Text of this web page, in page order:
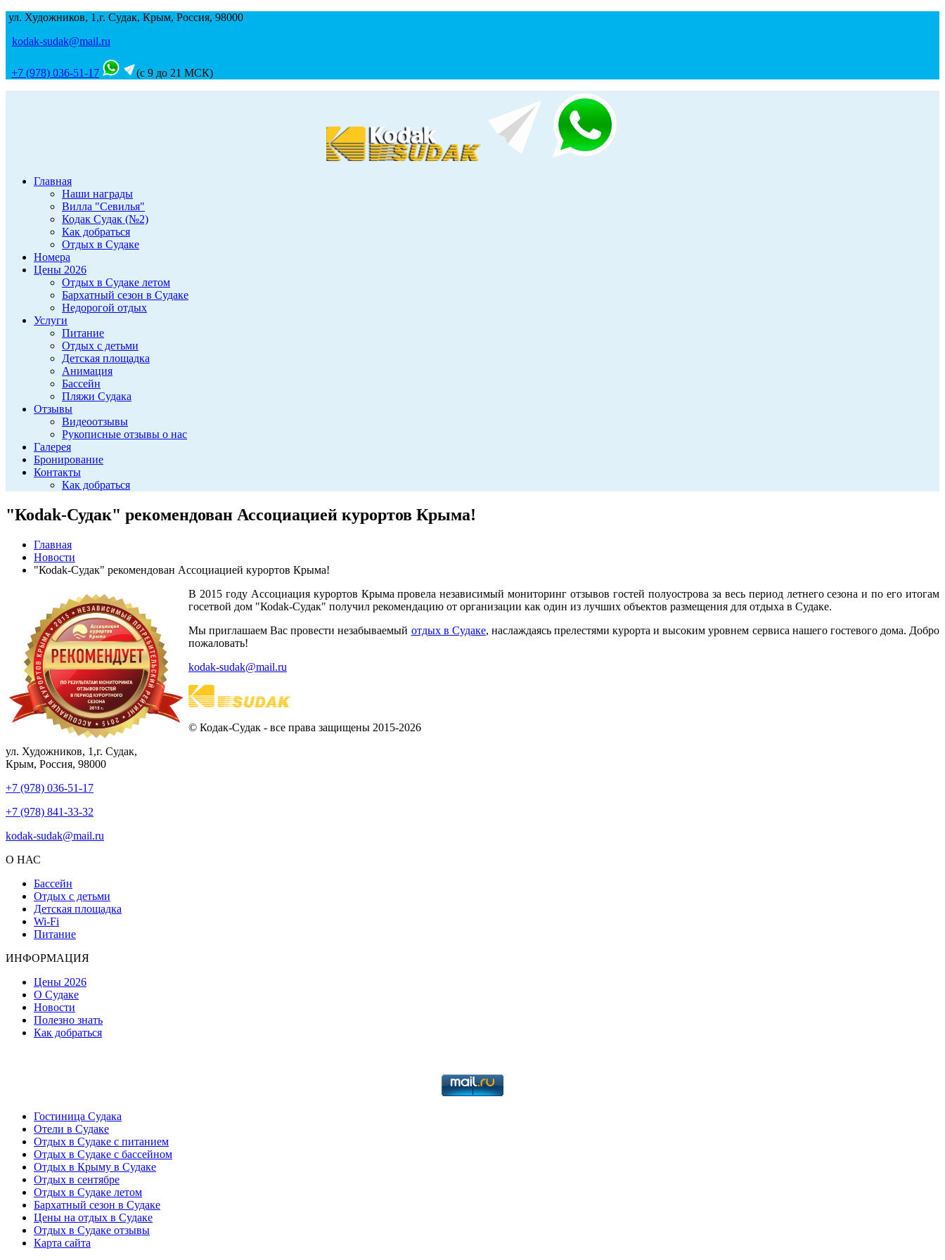
ул. Художников, 1,г. Судак, Крым, Россия, 98000
kodak-sudak@mail.ru
+7 (978) 036-51-17 (с 9 до 21 МСК)
Главная
Наши награды
Вилла "Севилья"
Кодак Судак (№2)
Как добраться
Отдых в Судаке
Номера
Цены 2026
Отдых в Судаке летом
Бархатный сезон в Судаке
Недорогой отдых
Услуги
Питание
Отдых с детьми
Детская площадка
Анимация
Бассейн
Пляжи Судака
Отзывы
Видеоотзывы
Рукописные отзывы о нас
Галерея
Бронирование
Контакты
Как добраться
"Коdak-Судак" рекомендован Ассоциацией курортов Крыма!
Главная
Новости
"Коdak-Судак" рекомендован Ассоциацией курортов Крыма!
В 2015 году Ассоциация курортов Крыма провела независимый мониторинг отзывов гостей полуострова за весь период летнего сезона и по его итогам
госетвой дом "Коdak-Судак" получил рекомендацию от организации как один из лучших объектов размещения для отдыха в Судаке.
Мы приглашаем Вас провести незабываемый отдых в Судаке, наслаждаясь прелестями курорта и высоким уровнем сервиса нашего гостевого дома. Добро
пожаловать!
kodak-sudak@mail.ru
© Кодак-Судак - все права защищены 2015-2026
ул. Художников, 1,г. Судак,
Крым, Россия, 98000
+7 (978) 036-51-17
+7 (978) 841-33-32
kodak-sudak@mail.ru
О НАС
Бассейн
Отдых с детьми
Детская площадка
Wi-Fi
Питание
ИНФОРМАЦИЯ
Цены 2026
О Судаке
Новости
Полезно знать
Как добраться
Гостиница Судака
Отели в Судаке
Отдых в Судаке с питанием
Отдых в Судаке с бассейном
Отдых в Крыму в Судаке
Отдых в сентябре
Отдых в Судаке летом
Бархатный сезон в Судаке
Цены на отдых в Судаке
Отдых в Судаке отзывы
Карта сайта